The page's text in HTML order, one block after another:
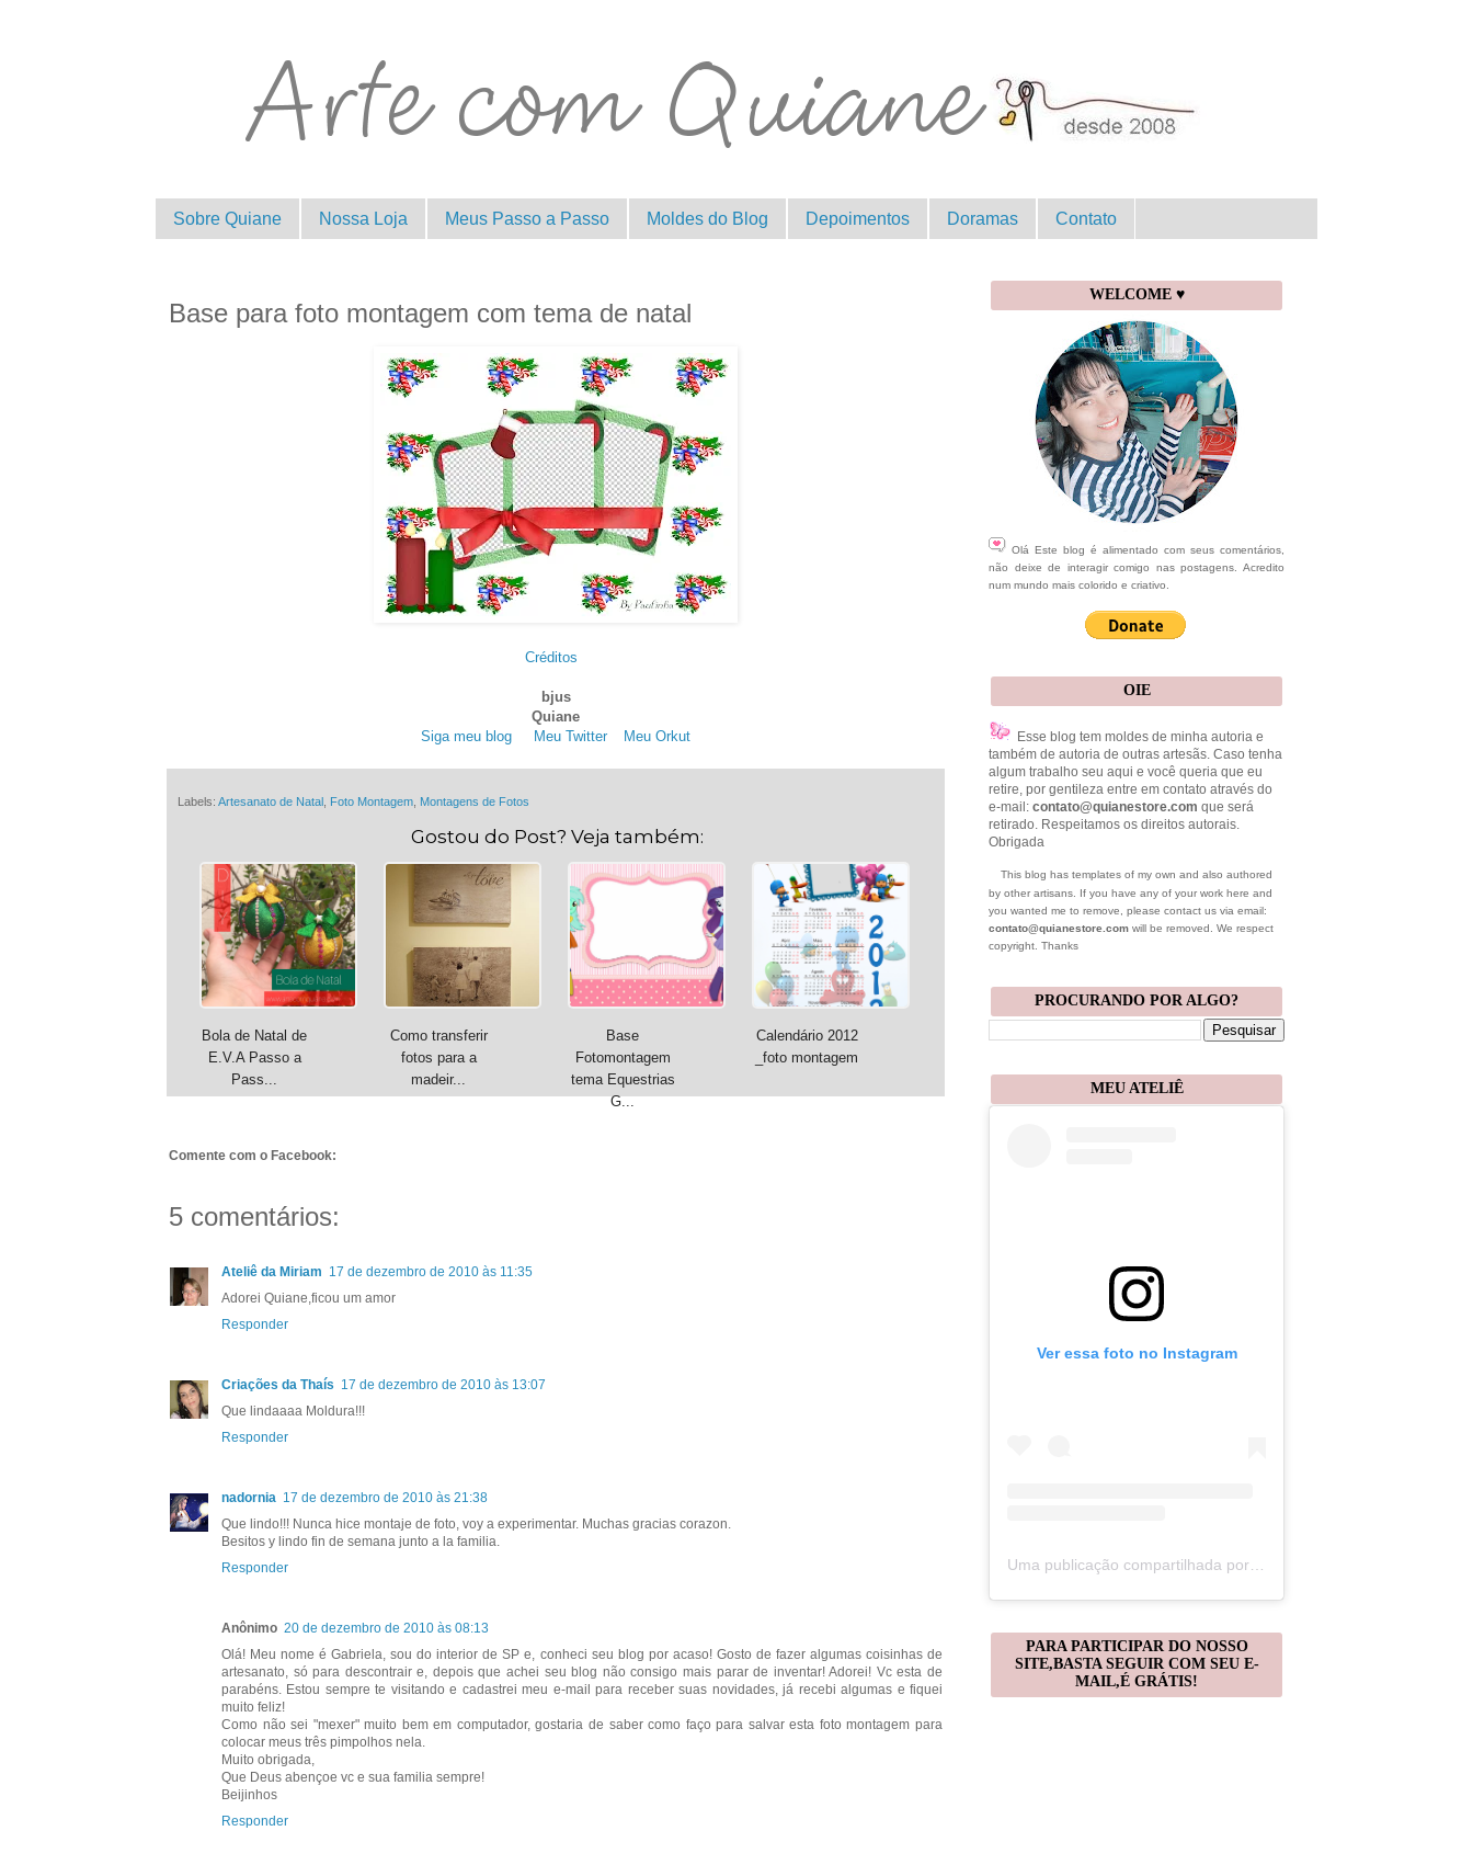
Sobre Quiane Nossa Loja Meus Passo a Passo Moldes do Blog Depoimentos Doramas Contato
Base para foto montagem com tema de natal
Créditos
bjus
Quiane
Siga meu blog
Meu Twitter. . Meu Orkut
Labels: Artesanato de Natal Foto Montagem Montagens de Fotos
Gostou do Post? Veja também:
Bola de Natal de
E.V.A Passo a
Pass...
Como transferir
fotos para a
madeir...
Base
Fotomontagem
tema Equestrias
G...
Calendário 2012
_foto montagem
Comente com o Facebook:
5 comentários:
Ateliê da Miriam 17 de dezembro de 2010 às 11:35
Adorei Quiane,ficou um amor
Responder
Criações da Thaís 17 de dezembro de 2010 às 13:07
Que lindaaaa Moldura!!!
Responder
nadornia 17 de dezembro de 2010 às 21:38
Que lindo!!! Nunca hice montaje de foto, voy a experimentar. Muchas gracias corazon.
Besitos y lindo fin de semana junto a la familia.
Responder
Anônimo 20 de dezembro de 2010 às 08:13
Olá! Meu nome é Gabriela, sou do interior de SP e, conheci seu blog por acaso! Gosto de fazer algumas coisinhas de
artesanato, só para descontrair e, depois que achei seu blog não consigo mais parar de inventar! Adorei! Vc esta de
parabéns. Estou sempre te visitando e cadastrei meu e-mail para receber suas novidades, já recebi algumas e fiquei
muito feliz!
Como não sei "mexer" muito bem em computador, gostaria de saber como faço para salvar esta foto montagem para
colocar meus três pimpolhos nela.
Muito obrigada,
Que Deus abençoe vc e sua familia sempre!
Beijinhos
Responder
WELCOME ♥
Olá Este blog é alimentado com seus comentários,
não deixe de interagir comigo nas postagens. Acredito
num mundo mais colorido e criativo.
OIE
Esse blog tem moldes de minha autoria e
também de autoria de outras artesãs. Caso tenha
algum trabalho seu aqui e você queria que eu
retire, por gentileza entre em contato através do
e-mail: contato@quianestore.com que será
retirado. Respeitamos os direitos autorais.
Obrigada
This blog has templates of my own and also authored
by other artisans. If you have any of your work here and
you wanted me to remove, please contact us via email:
contato@quianestore.com will be removed. We respect
copyright. Thanks
PROCURANDO POR ALGO?
MEU ATELIÊ
Ver essa foto no Instagram
Uma publicação compartilhada por Christiane Gonçalves (@artecomquiane)
PARA PARTICIPAR DO NOSSO
SITE,BASTA SEGUIR COM SEU E-
MAIL,É GRÁTIS!